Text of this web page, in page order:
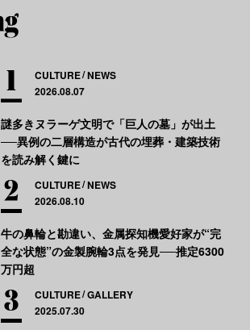
CULTURE NEWS
2026.08.07
謎多きヌラーゲ文明で「巨人の墓」が出土
──異例の二層構造が古代の埋葬・建築技術
を読み解く鍵に
CULTURE NEWS
2026.08.10
牛の鼻輪と勘違い、金属探知機愛好家が“完
全な状態”の金製腕輪3点を発見──推定6300
万円超
CULTURE GALLERY
2025.07.30